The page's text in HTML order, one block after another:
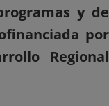
y de
por
Regional